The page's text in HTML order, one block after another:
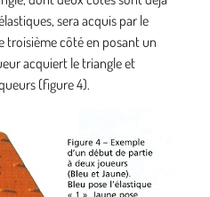
sera acquis par le
troisième côté en posant un
acquiert le triangle et
(figure 4).